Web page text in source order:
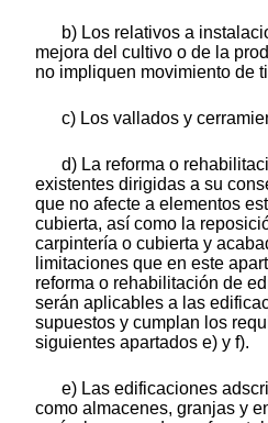
b) Los relativos a
mejora del cultivo o de la
no impliquen movimiento de
c) Los vallados y
d) La reforma o
existentes dirigidas a su
que no afecte a elementos
cubierta, así como la
carpintería o cubierta y
limitaciones que en este
reforma o rehabilitación de
serán aplicables a las
supuestos y cumplan los
siguientes apartados e) y f).
e) Las edificaciones
como almacenes, granjas y